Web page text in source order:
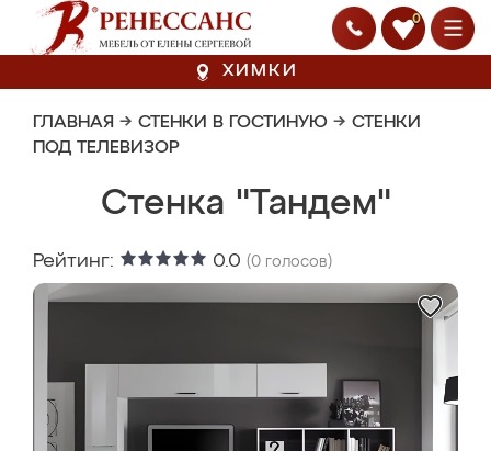
0
ХИМКИ
ГЛАВНАЯ → СТЕНКИ В ГОСТИНУЮ → СТЕНКИ
ПОД ТЕЛЕВИЗОР
Стенка "Тандем"
Рейтинг: 0.0 (0 голосов)